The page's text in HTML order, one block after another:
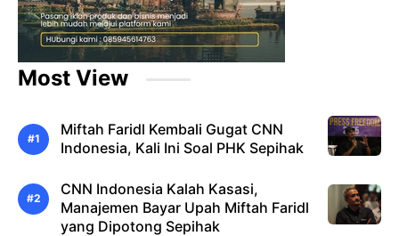
Most View
Miftah Faridl Kembali Gugat CNN
Indonesia, Kali Ini Soal PHK Sepihak
CNN Indonesia Kalah Kasasi,
Manajemen Bayar Upah Miftah Faridl
yang Dipotong Sepihak